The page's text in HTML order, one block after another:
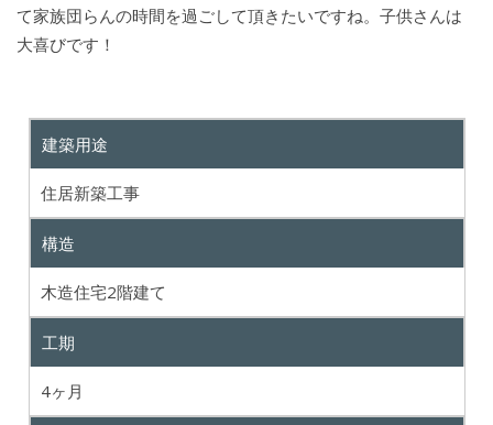
て家族団らんの時間を過ごして頂きたいですね。子供さんは
大喜びです！
建築用途
住居新築工事
構造
木造住宅2階建て
工期
4ヶ月